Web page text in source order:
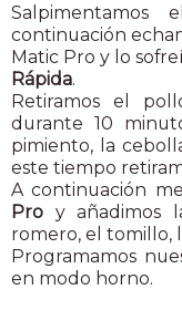
continuación
Matic Pro y lo
Rápida.
Retiramos el
durante 10
pimiento, la
este tiempo
A continuación
Pro y añadimos
romero, el tomillo,
Programamos
en modo horno.